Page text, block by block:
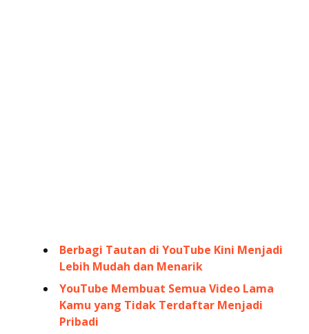
Berbagi Tautan di YouTube Kini Menjadi
Lebih Mudah dan Menarik
YouTube Membuat Semua Video Lama
Kamu yang Tidak Terdaftar Menjadi
Pribadi